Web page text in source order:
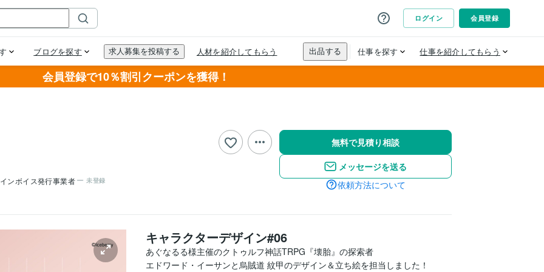
会員登録で10％割引クーポンを獲得！
インボイス発行事業者 未登録
無料で見積り相談
メッセージを送る
依頼方法について
キャラクターデザイン#06
あぐなるる様主催のクトゥルフ神話TRPG『壊胎』の探索者
エドワード・イーサンと烏賊道 紋甲のデザイン＆立ち絵を担当しました！